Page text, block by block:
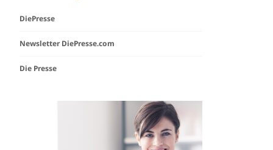
DiePresse
Newsletter DiePresse.com
Die Presse